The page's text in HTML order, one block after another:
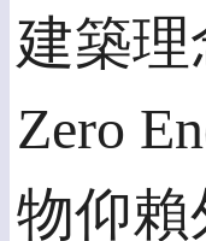
建築理
Zero
物仰賴